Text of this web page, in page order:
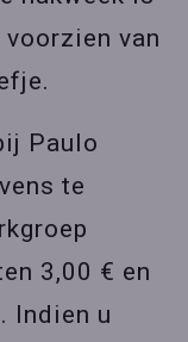
van
Paulo
te
3,00 € en
Indien u